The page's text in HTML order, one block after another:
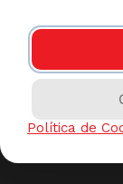
Esta tienda
Política de